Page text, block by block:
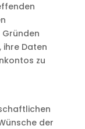
ihre Daten
zu
der